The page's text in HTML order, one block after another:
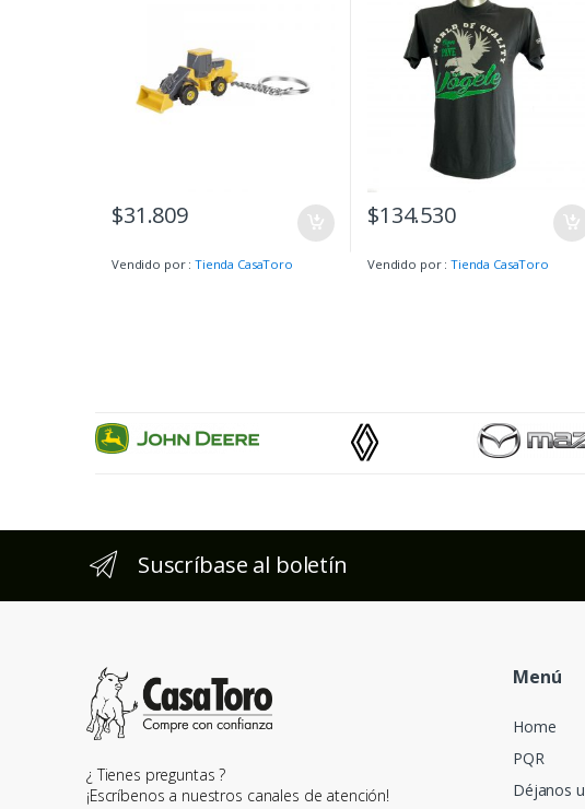
$31.809
Vendido por :Tienda CasaToro
$134.530
Vendido por :Tienda CasaToro
Suscríbase al boletín
¿ Tienes preguntas ?
¡Escríbenos a nuestros canales de atención!
Menú
Home
PQR
Déjanos